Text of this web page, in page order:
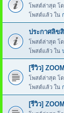
โพสต์ล่าสุด โ
โพสต์แล้ว ใน
ประกาศลิข
โพสต์ล่าสุด โ
โพสต์แล้ว ใน
[รีวิว]
โพสต์ล่าสุด โ
โพสต์แล้ว ใน
[รีวิว]